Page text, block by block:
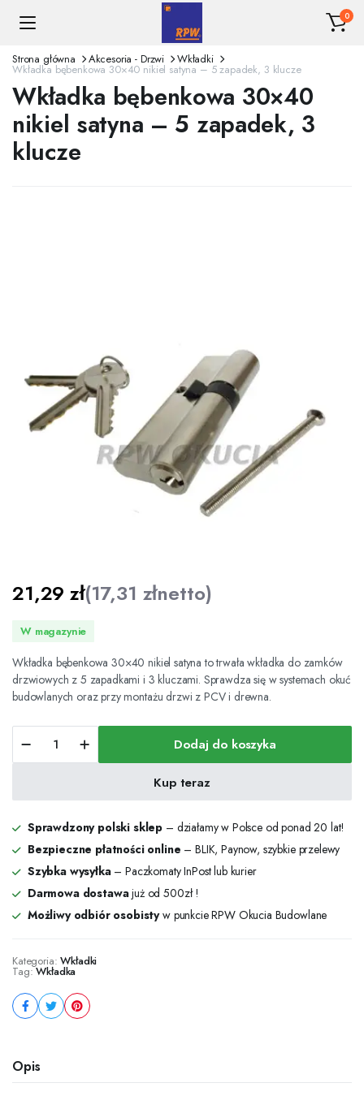
0
Strona główna Akcesoria - Drzwi Wkładki
Wkładka bębenkowa 30×40 nikiel satyna – 5 zapadek, 3 klucze
Wkładka bębenkowa 30×40
nikiel satyna – 5 zapadek, 3
klucze
21,29zł(17,31 złnetto)
W magazynie
Wkładka bębenkowa 30×40 nikiel satyna to trwała wkładka do zamków
drzwiowych z 5 zapadkami i 3 kluczami. Sprawdza się w systemach okuć
budowlanych oraz przy montażu drzwi z PCV i drewna.
bębenkowa
30x40
5
zapadek,
3
klucze
ilość
Dodaj do koszyka
Kup teraz
Sprawdzony polski sklep – działamy w Polsce od ponad 20 lat!
Bezpieczne płatności online – BLIK, Paynow, szybkie przelewy
Szybka wysyłka– Paczkomaty InPost lub kurier
Darmowa dostawajuż od 500zł !
Możliwy odbiór osobistyw punkcie RPW Okucia Budowlane
Kategoria: Wkładki
Tag: Wkładka
Opis